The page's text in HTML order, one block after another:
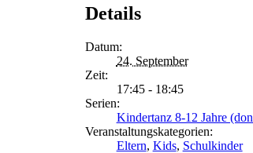
Details
Datum:
24. September
Zeit:
17:45 - 18:45
Serien:
Kindertanz 8-12 Jahre
Veranstaltungskategorien:
Eltern, Kids, Schulkinder